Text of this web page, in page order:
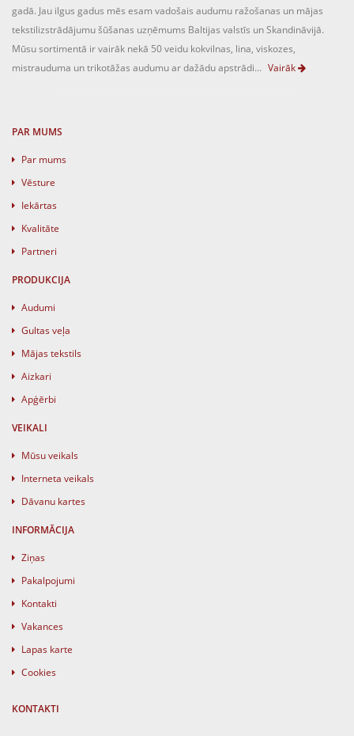
gadā. Jau ilgus gadus mēs esam vadošais audumu ražošanas un mājas
tekstilizstrādājumu šūšanas uzņēmums Baltijas valstīs un Skandināvijā.
Mūsu sortimentā ir vairāk nekā 50 veidu kokvilnas, lina, viskozes,
mistrauduma un trikotāžas audumu ar dažādu apstrādi... Vairāk
PAR MUMS
Par mums
Vēsture
Iekārtas
Kvalitāte
Partneri
PRODUKCIJA
Audumi
Gultas veļa
Mājas tekstils
Aizkari
Apģērbi
VEIKALI
Mūsu veikals
Interneta veikals
Dāvanu kartes
INFORMĀCIJA
Ziņas
Pakalpojumi
Kontakti
Vakances
Lapas karte
Cookies
KONTAKTI